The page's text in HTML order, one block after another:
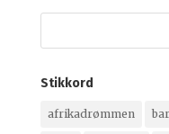
arkivet:
Stikkord
afrikadrømmen